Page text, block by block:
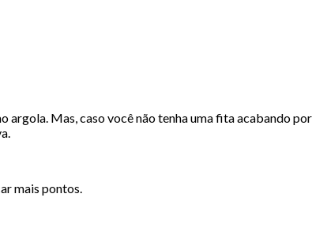
Mas, caso você não tenha uma fita acabando
mais pontos.